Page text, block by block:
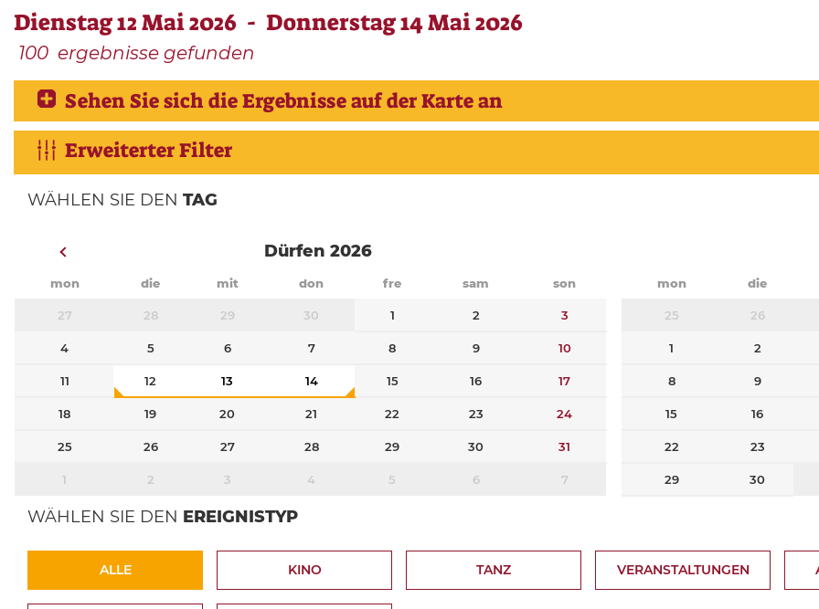
Dienstag 12 Mai 2026 - Donnerstag 14 Mai 2026
100 ergebnisse gefunden
Sehen Sie sich die Ergebnisse auf der Karte an
Erweiterter Filter
WÄHLEN SIE DEN TAG
Dürfen 2026
mon die mit don fre sam son
27 28 29 30 1 2 3
4 5 6 7 8 9 10
11 12 13 14 15 16 17
18 19 20 21 22 23 24
25 26 27 28 29 30 31
1 2 3 4 5 6 7
mon die
25 26
1 2
8 9
15 16
22 23
29 30
WÄHLEN SIE DEN EREIGNISTYP
ALLE KINO TANZ VERANSTALTUNGEN